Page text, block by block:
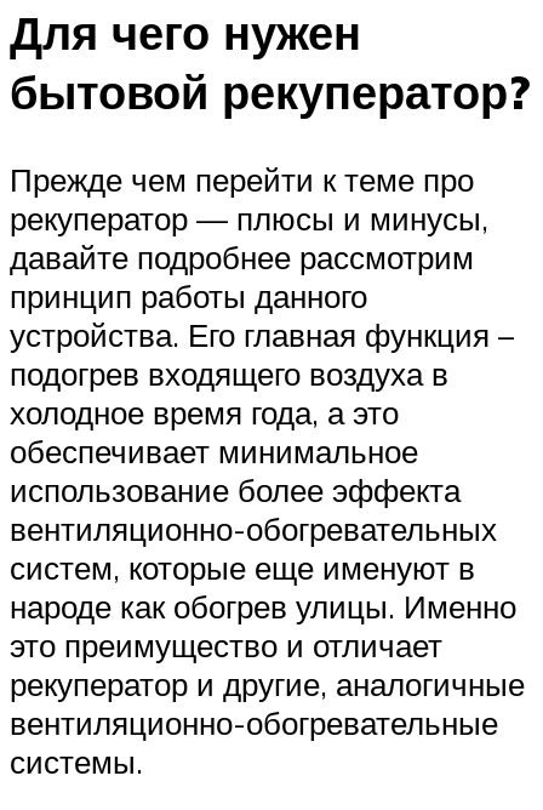
Для чего нужен
бытовой рекуператор?
Прежде чем перейти к теме про
рекуператор — плюсы и минусы,
давайте подробнее рассмотрим
принцип работы данного
устройства. Его главная функция –
подогрев входящего воздуха в
холодное время года, а это
обеспечивает минимальное
использование более эффекта
вентиляционно-обогревательных
систем, которые еще именуют в
народе как обогрев улицы. Именно
это преимущество и отличает
рекуператор и другие, аналогичные
вентиляционно-обогревательные
системы.